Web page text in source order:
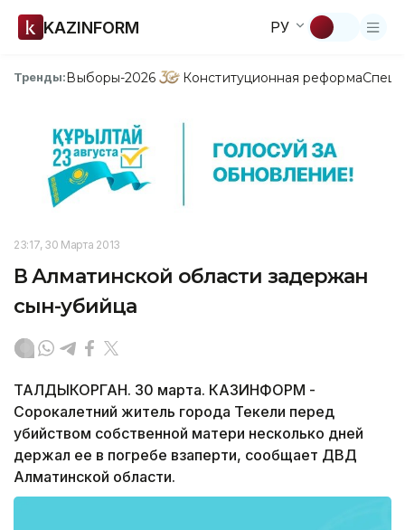
KAZINFORM РУ
Тренды:Выборы-2026 Конституционная реформа
23:17, 30 Марта 2013
В Алматинской области задержан
сын-убийца
ТАЛДЫКОРГАН. 30 марта. КАЗИНФОРМ -
Сорокалетний житель города Текели перед
убийством собственной матери несколько дней
держал ее в погребе взаперти, сообщает ДВД
Алматинской области.